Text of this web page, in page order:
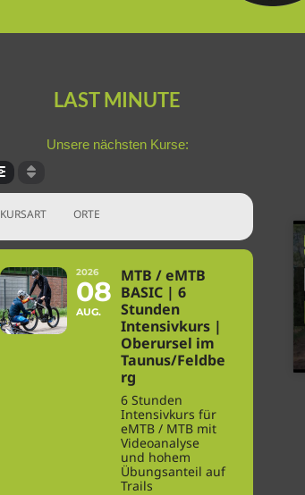
LAST MINUTE
Unsere nächsten Kurse:
KURSART ORTE
2026
08
AUG.
MTB / eMTB
BASIC | 6
Stunden
Intensivkurs |
Oberursel im
Taunus/Feldbe
rg
6 Stunden
Intensivkurs für
eMTB / MTB mit
Videoanalyse
und hohem
Übungsanteil auf
Trails